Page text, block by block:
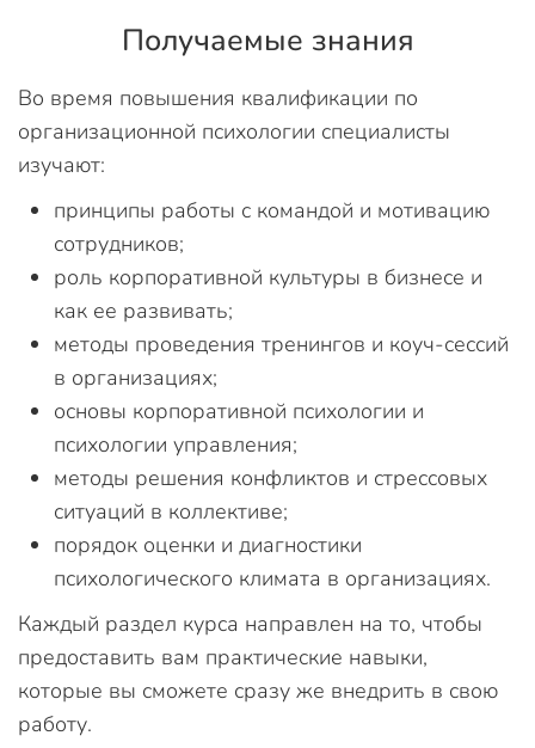
Получаемые знания
Во время повышения квалификации по
организационной психологии специалисты
изучают:
принципы работы с командой и мотивацию
сотрудников;
роль корпоративной культуры в бизнесе и
как ее развивать;
методы проведения тренингов и коуч-сессий
в организациях;
основы корпоративной психологии и
психологии управления;
методы решения конфликтов и стрессовых
ситуаций в коллективе;
порядок оценки и диагностики
психологического климата в организациях.
Каждый раздел курса направлен на то, чтобы
предоставить вам практические навыки,
которые вы сможете сразу же внедрить в свою
работу.